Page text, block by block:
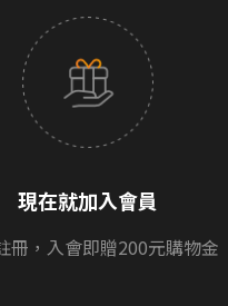
現在就加入會員
冊，入會即贈200元購物金